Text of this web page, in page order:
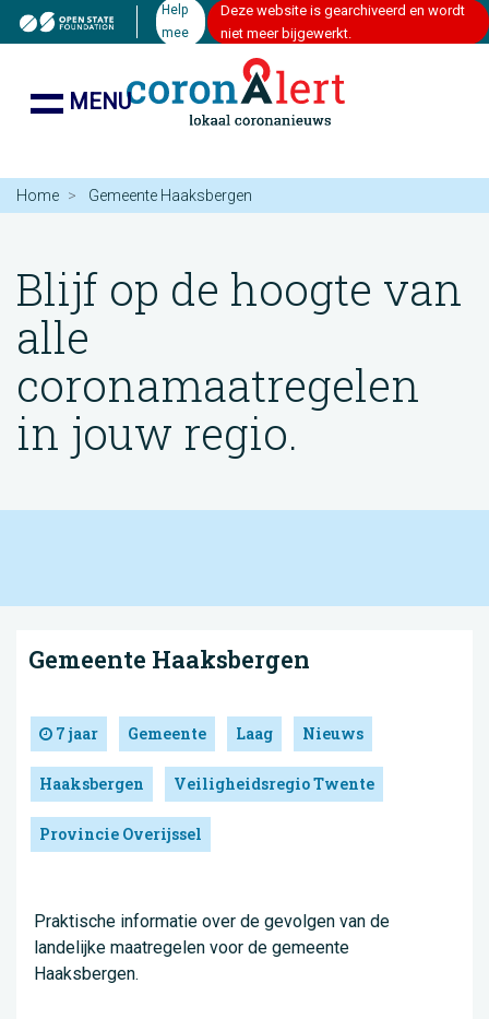
Help
mee
Deze website is gearchiveerd en wordt
niet meer bijgewerkt.
MENU
Home Gemeente Haaksbergen
Blijf op de hoogte van
alle
coronamaatregelen
in jouw regio.
Gemeente Haaksbergen
7 jaar Gemeente Laag Nieuws
Haaksbergen Veiligheidsregio Twente
Provincie Overijssel
Praktische informatie over de gevolgen van de
landelijke maatregelen voor de gemeente
Haaksbergen.